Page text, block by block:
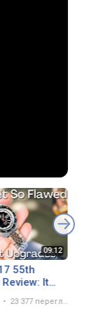
55th
It
Upgrades
23 377 переглядів